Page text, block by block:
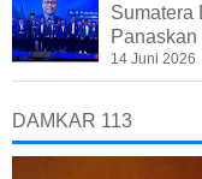
Sumatera
14 Juni 2026
DAMKAR 113